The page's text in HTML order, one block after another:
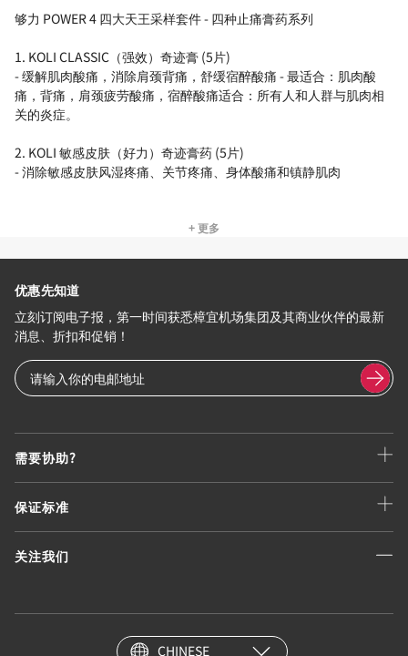
够力 POWER 4 四大天王采样套件 - 四种止痛膏药系列
1. KOLI CLASSIC（强效）奇迹膏 (5片)
- 缓解肌肉酸痛，消除肩颈背痛，舒缓宿醉酸痛 - 最适合：肌肉酸
痛，背痛，肩颈疲劳酸痛，宿醉酸痛适合：所有人和人群与肌肉相
关的炎症。
2. KOLI 敏感皮肤（好力）奇迹膏药 (5片)
- 消除敏感皮肤风湿疼痛、关节疼痛、身体酸痛和镇静肌肉
+ 更多
需要协助?
保证标准
关注我们
优惠先知道
立刻订阅电子报，第一时间获悉樟宜机场集团及其商业伙伴的最新
消息、折扣和促销！
CHINESE